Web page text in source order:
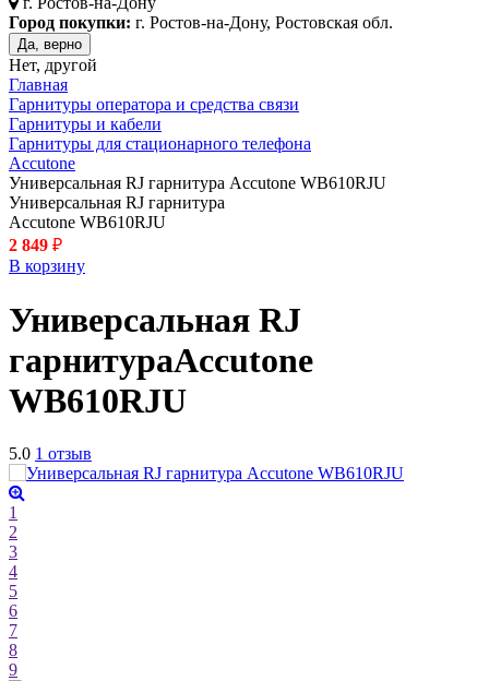
Город покупки: г. Ростов-на-Дону, Ростовская обл.
Да, верно
Нет, другой
Главная
Гарнитуры оператора и средства связи
Гарнитуры и кабели
Гарнитуры для стационарного телефона
Accutone
Универсальная RJ гарнитура Accutone WB610RJU
Универсальная RJ гарнитура
Accutone WB610RJU
2 849 ₽
В корзину
Универсальная RJ
гарнитураAccutone
WB610RJU
5.0 1 отзыв
1
2
3
4
5
6
7
8
9